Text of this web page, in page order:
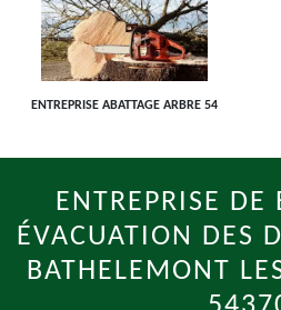
ENTREPRISE ABATTAGE ARBRE 54
ENTREPRISE DE
ÉVACUATION DES
BATHELEMONT